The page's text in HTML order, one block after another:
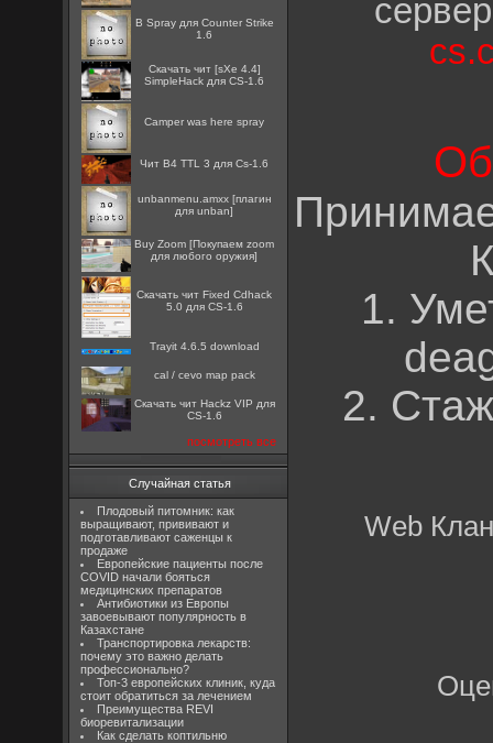
B Spray для Counter Strike
1.6
Скачать чит [sXe 4.4]
SimpleHack для CS-1.6
Camper was here spray
Чит B4 TTL 3 для Cs-1.6
unbanmenu.amxx [плагин
для unban]
Buy Zoom [Покупаем zoom
для любого оружия]
Скачать чит Fixed Cdhack
5.0 для CS-1.6
Trayit 4.6.5 download
cal / cevo map pack
Скачать чит Hackz VIP для
CS-1.6
посмотреть все
Случайная статья
Плодовый питомник: как
выращивают, прививают и
подготавливают саженцы к
продаже
Европейские пациенты после
COVID начали бояться
медицинских препаратов
Антибиотики из Европы
завоевывают популярность в
Казахстане
Транспортировка лекарств:
почему это важно делать
профессионально?
Топ-3 европейских клиник, куда
стоит обратиться за лечением
Преимущества REVI
биоревитализации
Как сделать коптильню
1.
2.
Web